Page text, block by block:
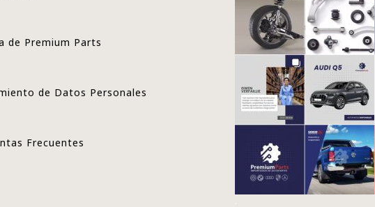
de Premium Parts
de Datos Personales
Frecuentes
.